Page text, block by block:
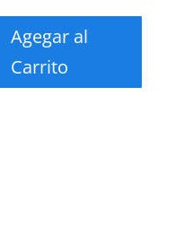
Agegar al
Carrito